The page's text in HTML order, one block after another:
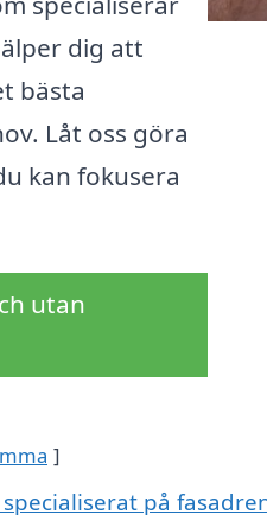
dig att
bästa
Låt oss göra
kan fokusera
utan
på